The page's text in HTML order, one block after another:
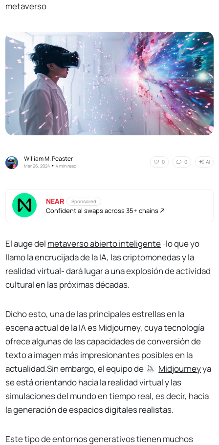
metaverso
William M. Peaster
Mar 26, 2024 •4 min read
0 0 AI
NEAR Sponsored
Confidential swaps across 35+ chains
El auge del metaverso abierto inteligente-lo que yo
llamo la encrucijada de la IA, las criptomonedas y la
realidad virtual- dará lugar a una explosión de actividad
cultural en las próximas décadas.
Dicho esto, una de las principales estrellas en la
escena actual de la IA es Midjourney, cuya tecnología
ofrece algunas de las capacidades de conversión de
texto a imagen más impresionantes posibles en la
actualidad.Sin embargo, el equipo de
Midjourneyya
se está orientando hacia la realidad virtual y las
simulaciones del mundo en tiempo real, es decir, hacia
la generación de espacios digitales realistas.
Este tipo de entornos generativos tienen muchos